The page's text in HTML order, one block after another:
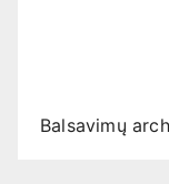
Balsavimų